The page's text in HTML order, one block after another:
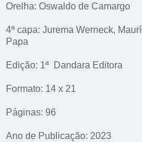
Orelha: Oswaldo de Camargo
4ª capa: Jurema Werneck,
Papa
Edição: 1ª Dandara Editora
Formato: 14 x 21
Páginas: 96
Ano de Publicação: 2023